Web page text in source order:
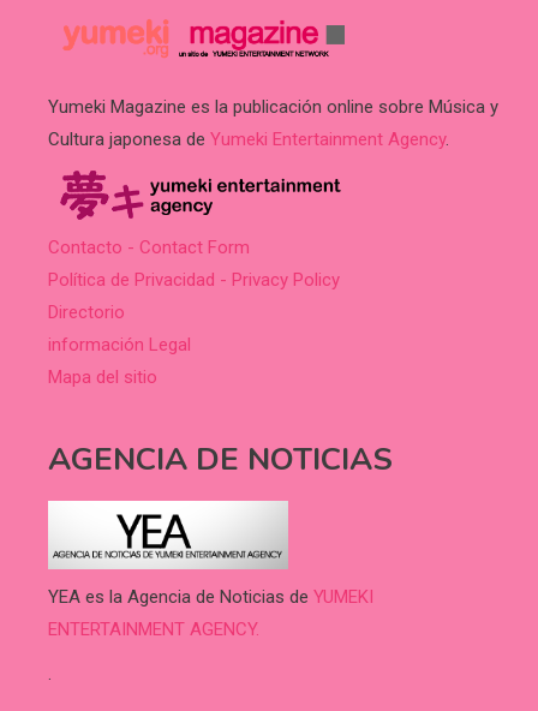
Yumeki Magazine es la publicación online sobre Música y
Cultura japonesa de Yumeki Entertainment Agency.
Contacto - Contact Form
Política de Privacidad - Privacy Policy
Directorio
información Legal
Mapa del sitio
AGENCIA DE NOTICIAS
YEA es la Agencia de Noticias de YUMEKI
ENTERTAINMENT AGENCY.
.